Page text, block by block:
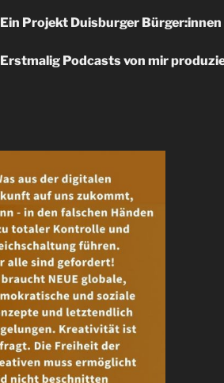
Ein Projekt Duisburger Bürger:innen
Erstmalig Podcasts von mir